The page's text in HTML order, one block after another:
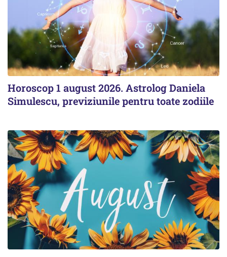
Horoscop 1 august 2026. Astrolog Daniela
Simulescu, previziunile pentru toate zodiile